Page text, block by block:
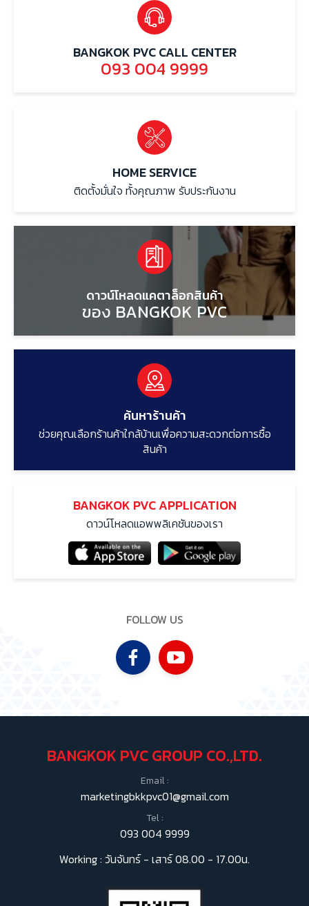
BANGKOK PVC CALL CENTER
093 004 9999
HOME SERVICE
ติดตั้งมั่นใจ ทั้งคุณภาพ รับประกันงาน
ดาวน์โหลดแคตาล็อกสินค้า
ของ BANGKOK PVC
ค้นหาร้านค้า
ช่วยคุณเลือกร้านค้าใกล้บ้านเพื่อความสะดวกต่อการซื้อ
สินค้า
BANGKOK PVC APPLICATION
ดาวน์โหลดแอพพลิเคชันของเรา
FOLLOW US
BANGKOK PVC GROUP CO.,LTD.
Email :
marketingbkkpvc01@gmail.com
Tel :
093 004 9999
Working : วันจันทร์ - เสาร์ 08.00 - 17.00น.